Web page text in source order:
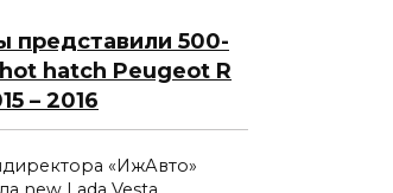
представили 500-
hatch Peugeot R
– 2016